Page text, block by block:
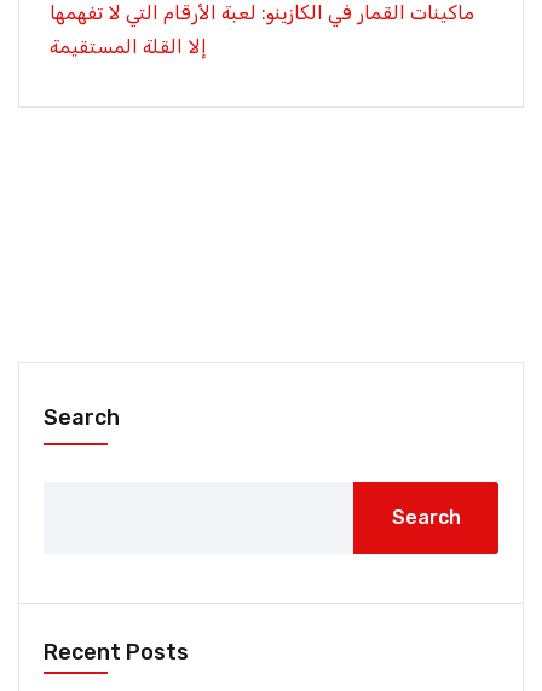
ماكينات القمار في الكازينو: لعبة الأرقام التي لا تفهمها
إلا القلة المستقيمة
Search
Search
Recent Posts